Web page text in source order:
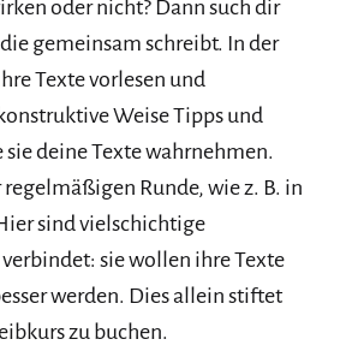
oder nicht? Dann such dir
gemeinsam schreibt. In der
Texte vorlesen und
Weise Tipps und
deine Texte wahrnehmen.
Runde, wie z. B. in
sind vielschichtige
sie wollen ihre Texte
werden. Dies allein stiftet
zu buchen.